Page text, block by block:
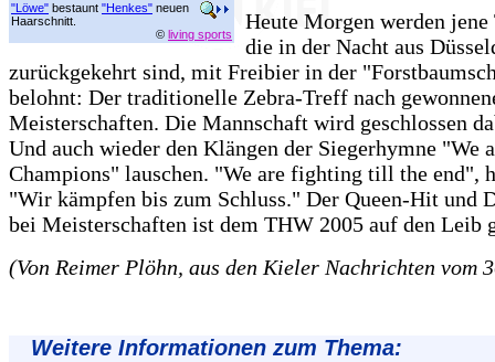
"Löwe" bestaunt "Henkes" neuen
Haarschnitt.
© living sports
Heute Morgen werden
die in der Nacht aus
zurückgekehrt sind, mit Freibier in der
belohnt: Der traditionelle Zebra-Treff nach
Meisterschaften. Die Mannschaft wird geschlossen
Und auch wieder den Klängen der Siegerhymne "We
Champions" lauschen. "We are fighting till the end",
"Wir kämpfen bis zum Schluss." Der Queen-Hit und
bei Meisterschaften ist dem THW 2005 auf den Leib
(Von Reimer Plöhn, aus den Kieler Nachrichten vom
Weitere Informationen zum Thema: